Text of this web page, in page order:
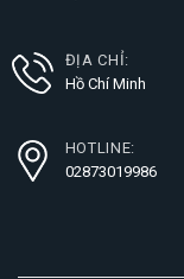
ĐỊA CHỈ:
Hồ Chí Minh
HOTLINE:
02873019986